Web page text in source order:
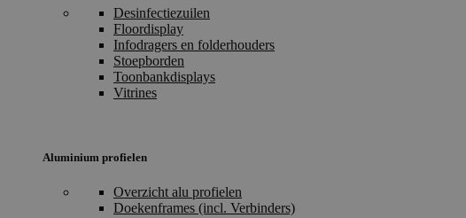
Desinfectiezuilen
Floordisplay
Infodragers en folderhouders
Stoepborden
Toonbankdisplays
Vitrines
Aluminium profielen
Overzicht alu profielen
Doekenframes (incl. Verbinders)